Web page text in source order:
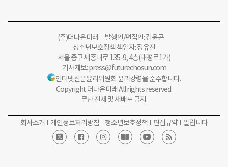
(주)더나은미래 발행인/편집인: 김윤곤
청소년보호정책 책임자: 정유진
서울 중구 세종대로 135-9, 4층(태평로1가)
기사제보:press@futurechosun.com
인터넷신문윤리위원회 윤리강령을 준수합니다.
Copyright 더나은미래 All rights reserved.
무단 전재 및 재배포 금지.
회사소개 개인정보처리방침 청소년보호정책 편집규약 알립니다